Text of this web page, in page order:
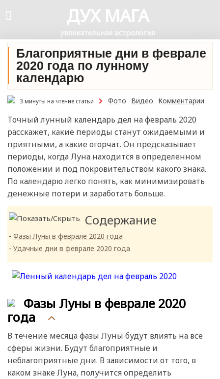
ДУХ МАГА
увлекательная астрология
Благоприятные дни в феврале
2020 года по лунному
календарю
3 минуты на чтение статьи Фото Видео Комментарии
Точный лунный календарь дел на февраль 2020
расскажет, какие периоды станут ожидаемыми и
приятными, а какие огорчат. Он предсказывает
периоды, когда Луна находится в определенном
положении и под покровительством какого знака.
По календарю легко понять, как минимизировать
денежные потери и заработать больше.
Содержание
Фазы Луны в феврале 2020 года
Удачные дни в феврале 2020 года
Фазы Луны в феврале 2020
года
В течение месяца фазы Луны будут влиять на все
сферы жизни. Будут благоприятные и
неблагоприятные дни. В зависимости от того, в
каком знаке Луна, получится определить